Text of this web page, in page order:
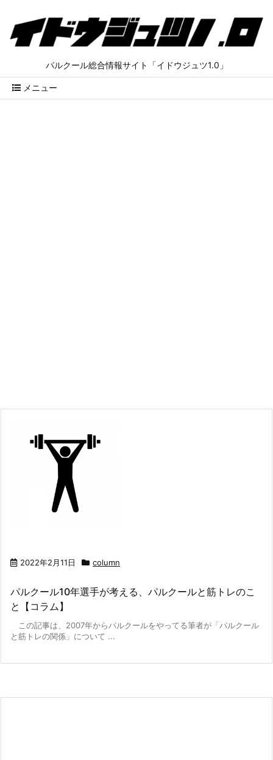
パルクール総合情報サイト「イドウジュツ1.0」
メニュー
2022年2月11日 column
パルクール10年選手が考える、パルクールと筋トレのこ
と【コラム】
この記事は、2007年からパルクールをやってる筆者が「パルクール
と筋トレの関係」について ...